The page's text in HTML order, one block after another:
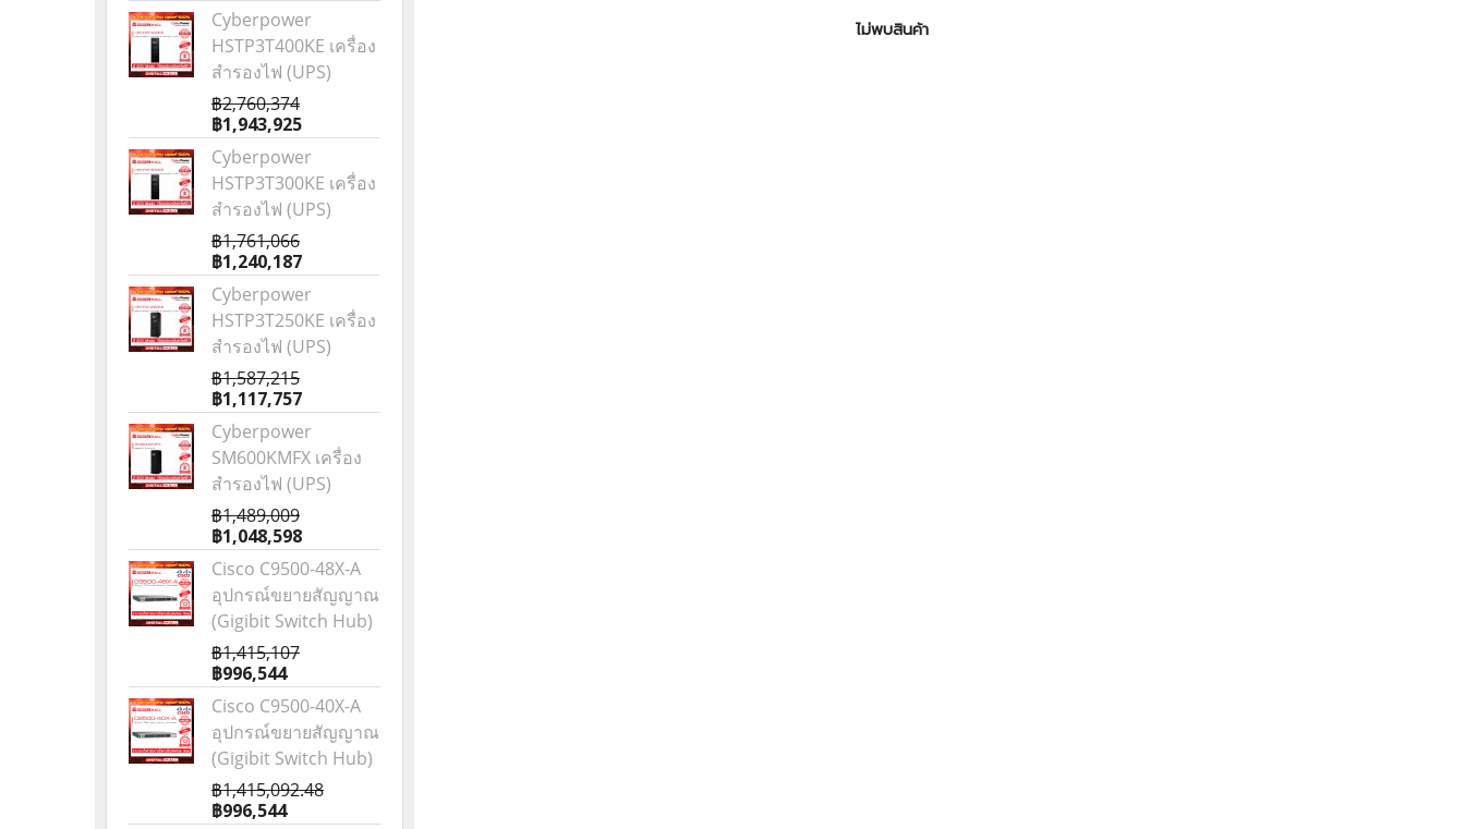
ไม่พบสินค้า
Cyberpower
HSTP3T400KE เครื่อง
สำรองไฟ (UPS)
฿2,760,374
฿1,943,925
Cyberpower
HSTP3T300KE เครื่อง
สำรองไฟ (UPS)
฿1,761,066
฿1,240,187
Cyberpower
HSTP3T250KE เครื่อง
สำรองไฟ (UPS)
฿1,587,215
฿1,117,757
Cyberpower
SM600KMFX เครื่อง
สำรองไฟ (UPS)
฿1,489,009
฿1,048,598
Cisco C9500-48X-A
อุปกรณ์ขยายสัญญาณ
(Gigibit Switch Hub)
฿1,415,107
฿996,544
Cisco C9500-40X-A
อุปกรณ์ขยายสัญญาณ
(Gigibit Switch Hub)
฿1,415,092.48
฿996,544